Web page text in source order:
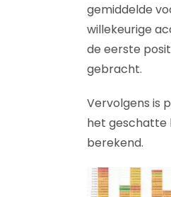
gemiddelde
willekeurige
de eerste
gebracht.
Vervolgens is
het geschatte
berekend.